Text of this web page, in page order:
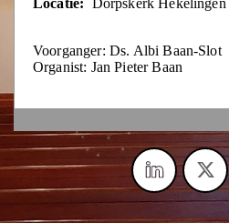
Locatie: Dorpskerk Hekelingen
Voorganger: Ds. Albi Baan-Slot
Organist: Jan Pieter Baan